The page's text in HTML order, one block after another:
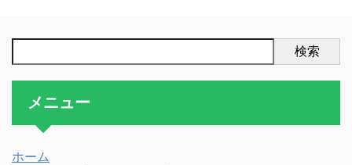
検索
メニュー
ホーム